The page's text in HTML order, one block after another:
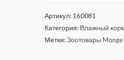
Артикул: 160081
Категория: Влажный
Метки:Зоотовары